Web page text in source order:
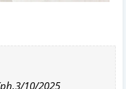
10/2025